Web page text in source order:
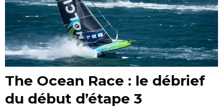
The Ocean Race : le débrief
du début d’étape 3